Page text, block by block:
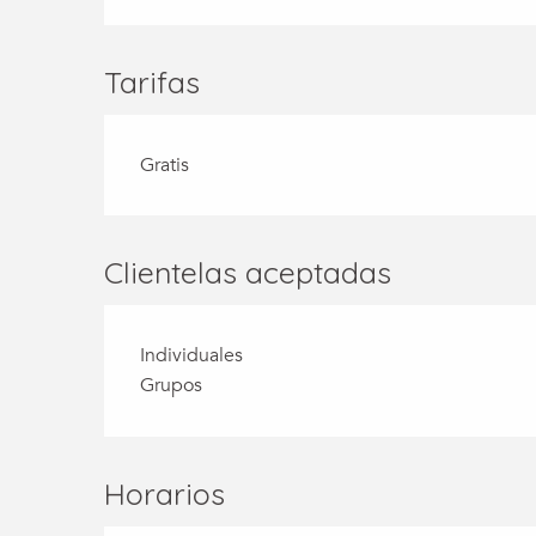
Tarifas
Gratis
Clientelas aceptadas
Individuales
Grupos
Horarios